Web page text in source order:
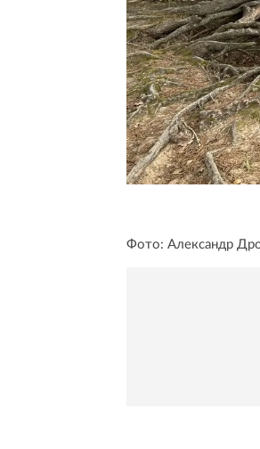
Фото: Александр